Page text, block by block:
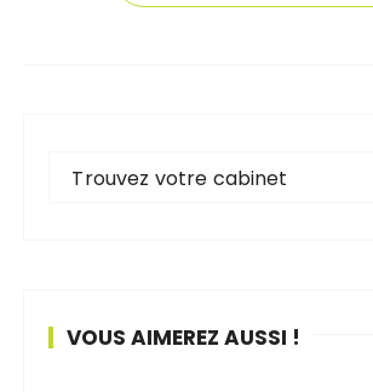
Trouvez votre cabinet
VOUS AIMEREZ AUSSI !